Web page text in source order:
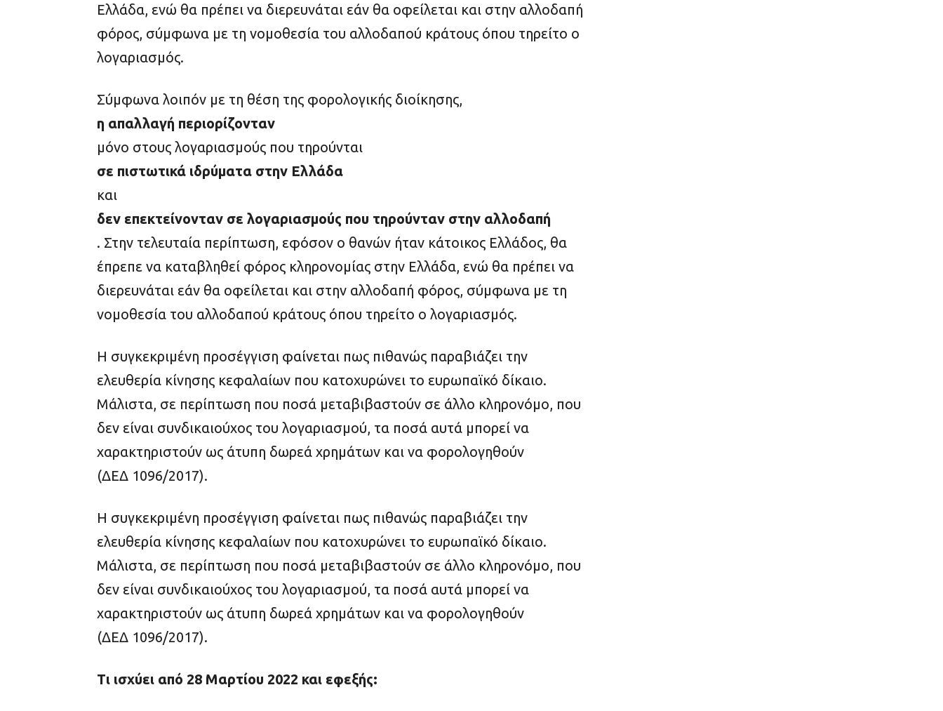
Ελλάδα, ενώ θα πρέπει να διερευνάται εάν θα οφείλεται και στην αλλοδαπή
φόρος, σύμφωνα με τη νομοθεσία του αλλοδαπού κράτους όπου τηρείτο ο
λογαριασμός.
Σύμφωνα λοιπόν με τη θέση της φορολογικής διοίκησης,
η απαλλαγή περιορίζονταν
μόνο στους λογαριασμούς που τηρούνται
σε πιστωτικά ιδρύματα στην Ελλάδα
και
δεν επεκτείνονταν σε λογαριασμούς που τηρούνταν στην αλλοδαπή
. Στην τελευταία περίπτωση, εφόσον ο θανών ήταν κάτοικος Ελλάδος, θα
έπρεπε να καταβληθεί φόρος κληρονομίας στην Ελλάδα, ενώ θα πρέπει να
διερευνάται εάν θα οφείλεται και στην αλλοδαπή φόρος, σύμφωνα με τη
νομοθεσία του αλλοδαπού κράτους όπου τηρείτο ο λογαριασμός.
Η συγκεκριμένη προσέγγιση φαίνεται πως πιθανώς παραβιάζει την
ελευθερία κίνησης κεφαλαίων που κατοχυρώνει το ευρωπαϊκό δίκαιο.
Μάλιστα, σε περίπτωση που ποσά μεταβιβαστούν σε άλλο κληρονόμο, που
δεν είναι συνδικαιούχος του λογαριασμού, τα ποσά αυτά μπορεί να
χαρακτηριστούν ως άτυπη δωρεά χρημάτων και να φορολογηθούν
(ΔΕΔ 1096/2017).
Η συγκεκριμένη προσέγγιση φαίνεται πως πιθανώς παραβιάζει την
ελευθερία κίνησης κεφαλαίων που κατοχυρώνει το ευρωπαϊκό δίκαιο.
Μάλιστα, σε περίπτωση που ποσά μεταβιβαστούν σε άλλο κληρονόμο, που
δεν είναι συνδικαιούχος του λογαριασμού, τα ποσά αυτά μπορεί να
χαρακτηριστούν ως άτυπη δωρεά χρημάτων και να φορολογηθούν
(ΔΕΔ 1096/2017).
Τι ισχύει από 28 Μαρτίου 2022 και εφεξής: